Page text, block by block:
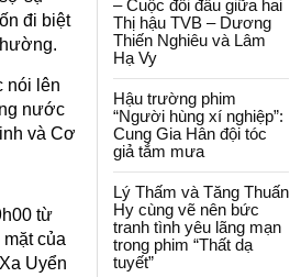
đi biệt
nói lên
nước
và Cơ
từ
của
Uyển
– Cuộc đối đầu giữa hai
Thị hậu TVB – Dương
Thiến Nghiêu và Lâm
Hạ Vy
Hậu trường phim
“Người hùng xí nghiệp”:
Cung Gia Hân đội tóc
giả tắm mưa
Lý Thấm và Tăng Thuấn
Hy cùng vẽ nên bức
tranh tình yêu lãng mạn
trong phim “Thất dạ
tuyết”